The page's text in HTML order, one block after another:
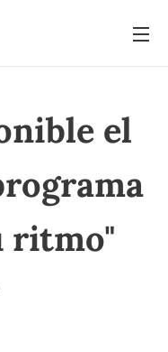
el
ritmo"